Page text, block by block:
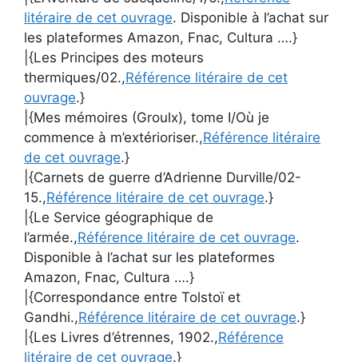
litéraire de cet ouvrage. Disponible à l’achat sur
les plateformes Amazon, Fnac, Cultura ….}
|{Les Principes des moteurs
thermiques/02.,Référence litéraire de cet
ouvrage.}
|{Mes mémoires (Groulx), tome I/Où je
commence à m’extérioriser.,Référence litéraire
de cet ouvrage.}
|{Carnets de guerre d’Adrienne Durville/02-
15.,Référence litéraire de cet ouvrage.}
|{Le Service géographique de
l’armée.,Référence litéraire de cet ouvrage.
Disponible à l’achat sur les plateformes
Amazon, Fnac, Cultura ….}
|{Correspondance entre Tolstoï et
Gandhi.,Référence litéraire de cet ouvrage.}
|{Les Livres d’étrennes, 1902.,Référence
litéraire de cet ouvrage.}